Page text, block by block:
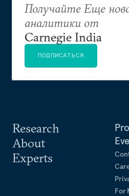
Research
About
Experts
For
Получайте Еще
аналитики от
Carnegie India
ПОДПИСАТЬСЯ